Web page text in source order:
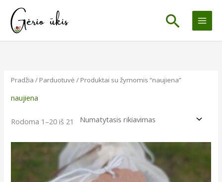
Pereiti
prie
turinio
Pradžia / Parduotuvė / Produktai su žymomis “naujiena”
naujiena
Rodoma 1–20 iš 21